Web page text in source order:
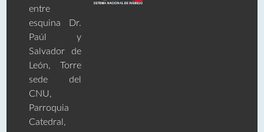
entre
esquina Dr.
Paúl y
Salvador de
León, Torre
sede del
CNU,
Parroquia
Catedral,